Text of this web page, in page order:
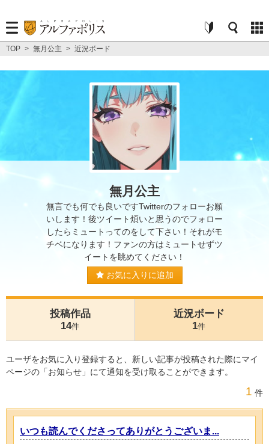
TOP > 無月公主 > 近況ボード
無月公主
無言でも何でも良いですTwitterのフォローお願
いします！後ツイート煩いと思うのでフォロー
したらミュートってのをして下さい！それがモ
チベになります！ファンの方はミュートせずツ
イートを眺めてください！
お気に入りに追加
投稿作品
14件
近況ボード
1件
ユーザをお気に入り登録すると、新しい記事が投稿された際にマイ
ページの「お知らせ」にて通知を受け取ることができます。
1 件
いつも読んでくださってありがとうございま...